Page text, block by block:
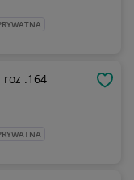
roz .164